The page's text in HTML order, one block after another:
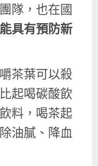
隊，也在國
具有預防新
茶葉可以殺
起喝碳酸飲
料，喝茶起
油膩、降血